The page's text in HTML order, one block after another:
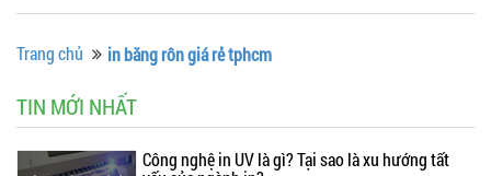
Trang chủ in băng rôn giá rẻ tphcm
TIN MỚI NHẤT
Công nghệ in UV là gì? Tại sao là xu hướng tất